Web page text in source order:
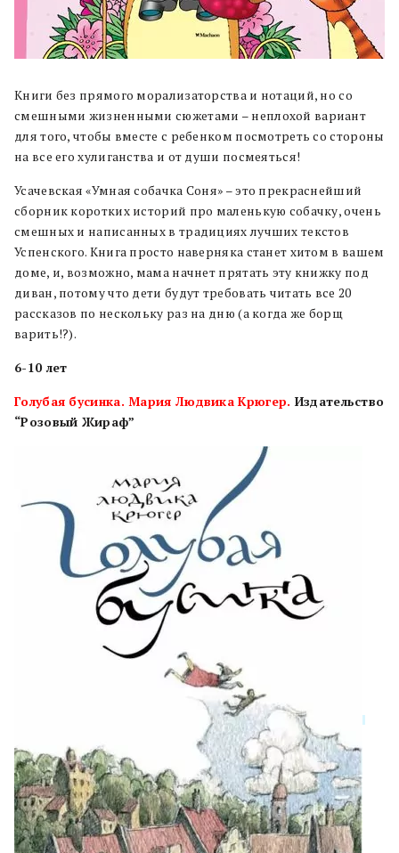
Книги без прямого морализаторства и нотаций, но со
смешными жизненными сюжетами – неплохой вариант
для того, чтобы вместе с ребенком посмотреть со стороны
на все его хулиганства и от души посмеяться!
Усачевская «Умная собачка Соня» – это прекраснейший
сборник коротких историй про маленькую собачку, очень
смешных и написанных в традициях лучших текстов
Успенского. Книга просто наверняка станет хитом в вашем
доме, и, возможно, мама начнет прятать эту книжку под
диван, потому что дети будут требовать читать все 20
рассказов по нескольку раз на дню (а когда же борщ
варить!?).
6-10 лет
Голубая бусинка. Мария Людвика Крюгер. Издательство
“Розовый Жираф”